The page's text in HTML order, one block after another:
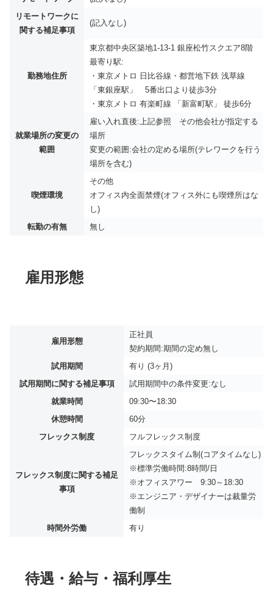
リモートワークに
関する補足事項
(記入なし)
勤務地住所
東京都中央区築地1-13-1 銀座松竹スクエア8階
最寄り駅:
・東京メトロ 日比谷線・都営地下鉄 浅草線
「東銀座駅」 5番出口より徒歩3分
・東京メトロ 有楽町線 「新富町駅」 徒歩6分
就業場所の変更の
範囲
雇い入れ直後:上記参照 その他会社が指定する
場所
変更の範囲:会社の定める場所(テレワークを行う
場所を含む)
喫煙環境
その他
オフィス内全面禁煙(オフィス外にも喫煙所はな
し)
転勤の有無
無し
雇用形態
雇用形態
正社員
契約期間:期間の定め無し
試用期間
有り (3ヶ月)
試用期間に関する補足事項
試用期間中の条件変更:なし
就業時間
09:30〜18:30
休憩時間
60分
フレックス制度
フルフレックス制度
フレックス制度に関する補足
事項
フレックスタイム制(コアタイムなし)
※標準労働時間:8時間/日
※オフィスアワー 9:30～18:30
※エンジニア・デザイナーは裁量労
働制
時間外労働
有り
待遇・給与・福利厚生